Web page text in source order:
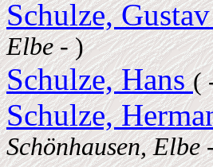
Schulze,
Elbe- )
Schulze, Hans(
Schulze,
Schönhausen, Elbe